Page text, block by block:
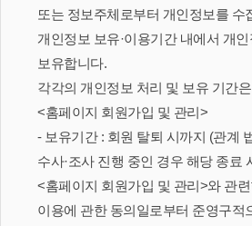
또는 정보주체로부터 개인정보를 수
개인정보 보유·이용기간 내에서 개인
보유합니다.
각각의 개인정보 처리 및 보유 기간
<홈페이지 회원가입 및 관리>
- 보유기간 : 회원 탈퇴 시까지 (관계
수사·조사 진행 중인 경우 해당 종료
<홈페이지 회원가입 및 관리>와 관
이용에 관한 동의일로부터 준영구적